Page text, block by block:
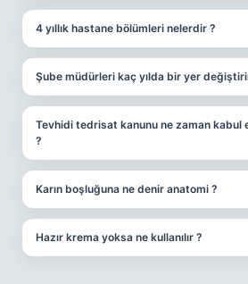
4 yıllık hastane bölümleri nelerdir ?
Şube müdürleri kaç yılda bir yer
Tevhidi tedrisat kanunu ne zaman kabul
?
Karın boşluğuna ne denir anatomi ?
Hazır krema yoksa ne kullanılır ?